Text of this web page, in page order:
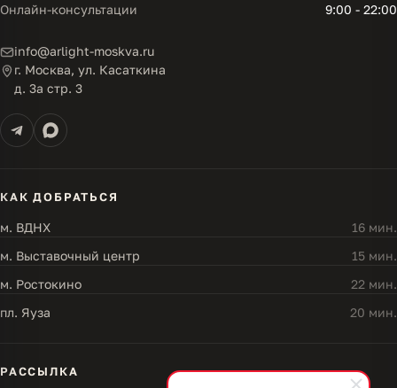
Онлайн-консультации 9:00 - 22:00
info@arlight-moskva.ru
г. Москва, ул. Касаткина
д. 3а стр. 3
КАК ДОБРАТЬСЯ
м. ВДНХ
16 мин.
м. Выставочный центр
15 мин.
м. Ростокино
22 мин.
пл. Яуза
20 мин.
РАССЫЛКА